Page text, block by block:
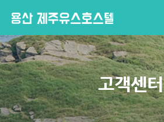
고객센터